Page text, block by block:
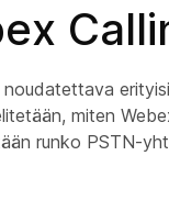
miten
runko PSTN-